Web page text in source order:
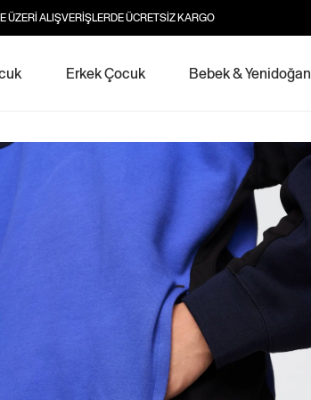
ÜZERİ ALIŞVERİŞLERDE ÜCRETSİZ KARGO
Erkek Çocuk Bebek & Yenidoğan